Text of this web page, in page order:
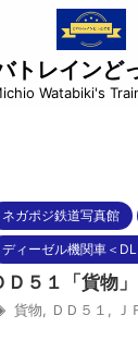
トレインど
Watabiki's
ネガポジ鉄道写真館
ディーゼル機関車＜DL
Ｄ５１「貨物
貨物 ＤＤ５１